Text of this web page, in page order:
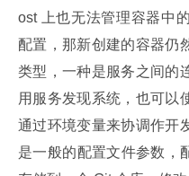
ost 上也无法管理容器中
配置，那新创建的容器仍
类型，一种是服务之间的
用服务发现系统，也可以
通过环境变量来协调作开
是一般的配置文件参数，